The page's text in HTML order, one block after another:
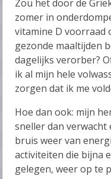
Zou het door de
zomer in
vitamine D voorraad
gezonde maaltijden
dagelijks verorber?
ik al mijn hele
zorgen dat ik me
Hoe dan ook: mijn
sneller dan verwacht
bruis weer van
activiteiten die bijna
gelegen, weer op te